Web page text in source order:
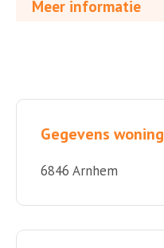
Meer informatie
Gegevens woning
6846 Arnhem